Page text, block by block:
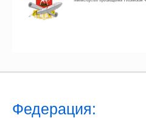
Федерация: